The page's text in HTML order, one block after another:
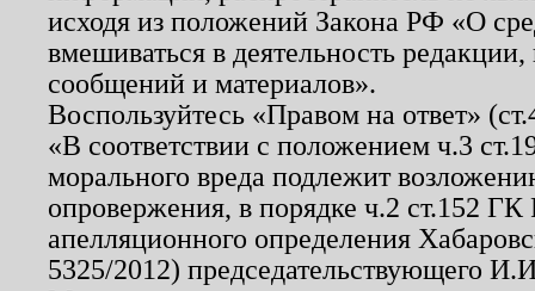
исходя из положений Закона РФ «О
вмешиваться в деятельность
сообщений и материалов».
Воспользуйтесь «Правом на ответ»
«В соответствии с положением ч.3
морального вреда подлежит
опровержения, в порядке ч.2 ст.152
апелляционного определения
5325/2012) председательствующего